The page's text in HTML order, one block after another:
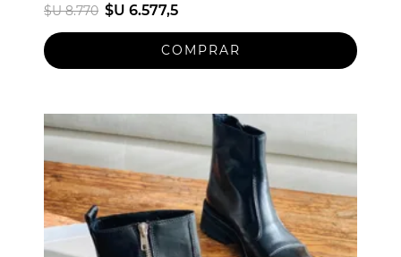
$U 8.770 $U 6.577,5